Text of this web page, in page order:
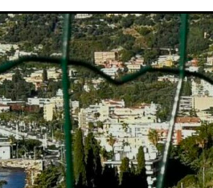
QUI SOMMES-NOUS ?
NOTRE HISTOIRE
NOS REVENDICATIONS
TRANSPARENCE
NOS PARTENAIRES